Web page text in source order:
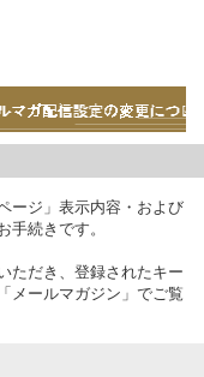
ージ」表示内容・および
続きです。
ただき、登録されたキー
メールマガジン」でご覧